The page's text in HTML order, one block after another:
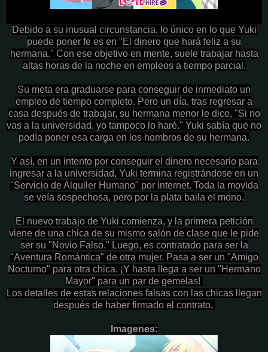
Debido a su inusual circunstancia, lo único en lo que Yuki
puede poner fe es en "El dinero que hará feliz a su
hermana." Con ese objetivo en mente, suele trabajar hasta
altas horas de la noche en empleos a tiempo parcial.
Su meta era graduarse para conseguir de inmediato un
empleo de tiempo completo. Pero un día, tras regresar a
casa después de trabajar, su hermana menor le dice, "Si no
vas a la universidad, yo tampoco lo haré." Yuki sabía que no
podía poner esa carga en los hombros de su hermana.
Y así, en un intento por conseguir el dinero necesario para
ingresar a la universidad, Yuki termina registrándose en un
"Servicio de Alquiler Humano" por internet. Toda la movida
se veía sospechosa, pero por la plata baila el mono.
El nuevo trabajo de Yuki comienza, y la primera petición
viene de una chica de su mismo salón de clase que le pide
ser su "Novio Falso." Luego, es contratado para ser la
"Aventura Romántica" de otra mujer. Pasa a ser un "Amigo
Nocturno" para otra chica. ¡Y hasta llega a ser un "Hermano
Mayor" para un par de gemelas!
Los detalles de estas relaciones falsas con las chicas llegan
después de haber firmado el contrato.
Imagenes: